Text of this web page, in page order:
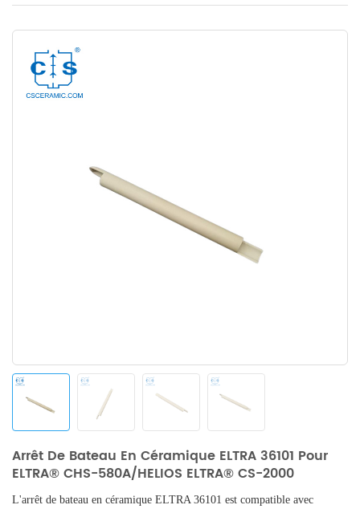
Arrêt De Bateau En Céramique ELTRA 36101 Pour
ELTRA® CHS-580A/HELIOS ELTRA® CS-2000
L'arrêt de bateau en céramique ELTRA 36101 est compatible avec